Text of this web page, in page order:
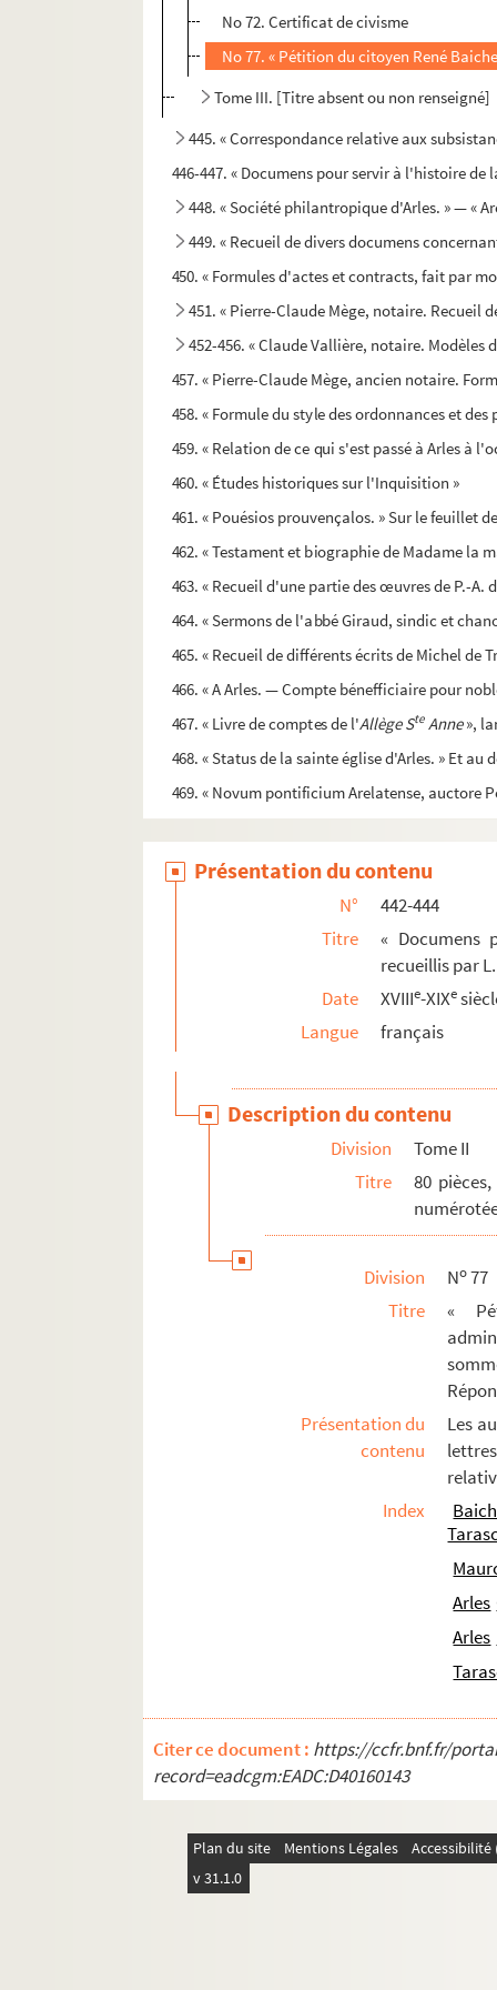
No 72. Certificat de civisme
No 77. « Pétition du citoyen René
Tome III. [Titre absent ou non renseigné]
445. « Correspondance relative aux
446-447. « Documens pour servir à l'histoire de
448. « Société philantropique d'Arles. » — «
449. « Recueil de divers documens
450. « Formules d'actes et contracts, fait par
451. « Pierre-Claude Mège, notaire. Recueil
452-456. « Claude Vallière, notaire. Modèles
457. « Pierre-Claude Mège, ancien notaire.
458. « Formule du style des ordonnances et
459. « Relation de ce qui s'est passé à Arles à
460. « Études historiques sur l'Inquisition »
461. « Pouésios prouvençalos. » Sur le feuillet
462. « Testament et biographie de Madame la
463. « Recueil d'une partie des œuvres de P.-A.
464. « Sermons de l'abbé Giraud, sindic et
465. « Recueil de différents écrits de Michel de
466. « A Arles. — Compte bénefficiaire pour
467. « Livre de comptes de l'Allège Ste Anne»,
468. « Status de la sainte église d'Arles. » Et au
469. « Novum pontificium Arelatense, auctore
471. « Livre dans lequel seront écris les contes
472. « Norme des fraires trépassés de la
473. « Pénitents blancs d'Arles. Mandats et
474-476. Antiphonaire à l'usage des Pénitents
478. « Dictionnaire alphabétique des
479. « Peyret-Lallier. Mémoire sur l'ancienne
480-481. Recueil des œuvres du chanoine
482. « Recueil de mandements,
483. « Remarques ou notes manuscrites de
Présentation du contenu
N°
442-444
Titre
« Documens
recueillis par
Date
XVIIIe-XIXe
Langue
français
Description du contenu
Division
Tome II
Titre
80
Division No77
Titre
«
Présentation du
contenu
Les
Index
Arles
Arles
Citer ce document : https://ccfr.bnf.fr/
record=eadcgm:EADC:D40160143
Plan du site Mentions Légales
v 31.1.0